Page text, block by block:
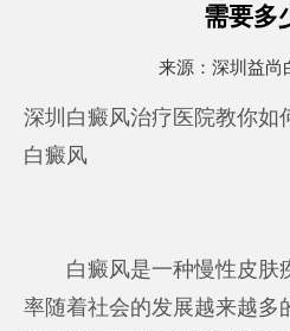
需要多
来源： 深圳益尚
深圳白癜风治疗医院教你如
白癜风
白癜风是一种慢性皮肤
率随着社会的发展越来越多